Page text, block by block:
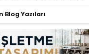
Blog Yazıları